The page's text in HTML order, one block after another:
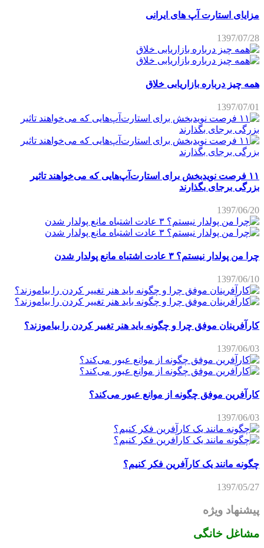
مزایای استارت آپ های ایرانی
1397/07/28
همه چیز درباره بازاریابی خلاق
1397/07/01
۱۱ فرصت نویدبخش برای استارت‌آپ‌هایی که می‌خواهند تاثیر
بزرگی برجای بگذارند
1397/06/20
چرا من پولدار نیستم؟ ۳ عادت اشتباه مانع پولدار شدن
1397/06/10
کارآفرینان موفق چرا و چگونه باید هنر تغییر کردن را بیاموزند؟
1397/06/03
کارآفرین موفق چگونه از موانع عبور می‌کند؟
1397/06/03
چگونه مانند یک کارآفرین فکر کنیم؟
1397/05/27
پیشنهاد ویژه
مشاغل خانگی